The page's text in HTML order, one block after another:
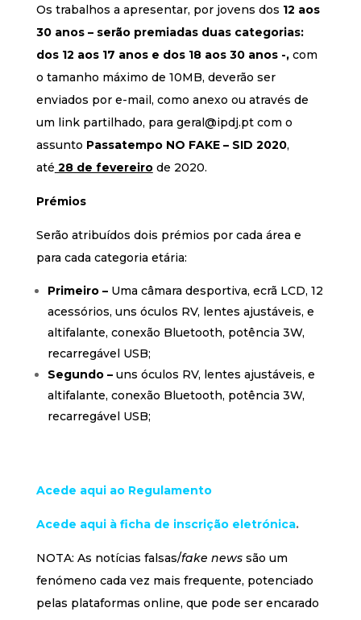
Os trabalhos a apresentar, por jovens dos 12 aos
30 anos – serão premiadas duas categorias:
dos 12 aos 17 anos e dos 18 aos 30 anos -, com
o tamanho máximo de 10MB, deverão ser
enviados por e-mail, como anexo ou através de
um link partilhado, para geral@ipdj.ptcom o
assunto Passatempo NO FAKE – SID 2020,
até 28 de fevereirode 2020.
Prémios
Serão atribuídos dois prémios por cada área e
para cada categoria etária:
Primeiro –Uma câmara desportiva, ecrã LCD, 12
acessórios, uns óculos RV, lentes ajustáveis, e
altifalante, conexão Bluetooth, potência 3W,
recarregável USB;
Segundo –uns óculos RV, lentes ajustáveis, e
altifalante, conexão Bluetooth, potência 3W,
recarregável USB;
Acede aqui ao Regulamento
Acede aqui à ficha de inscrição eletrónica.
NOTA: As notícias falsas/fake newssão um
fenómeno cada vez mais frequente, potenciado
pelas plataformas online, que pode ser encarado